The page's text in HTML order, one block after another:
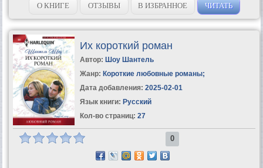
О КНИГЕ ОТЗЫВЫ В ИЗБРАННОЕ ЧИТАТЬ
Их короткий роман
Автор: Шоу Шантель
Жанр: Короткие любовные романы;
Дата добавления: 2025-02-01
Язык книги: Русский
Кол-во страниц: 27
0